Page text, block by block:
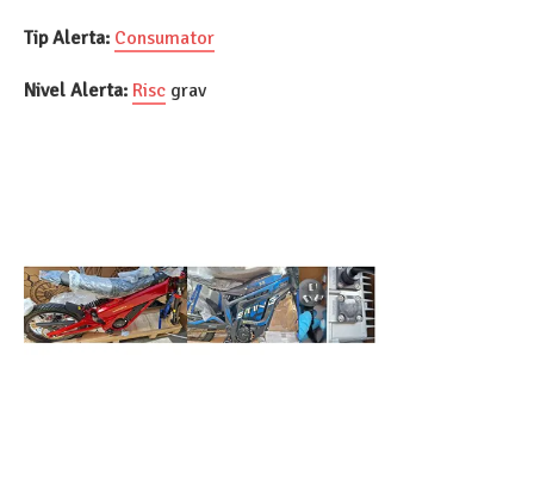
Tip Alerta: Consumator
Nivel Alerta: Risc grav